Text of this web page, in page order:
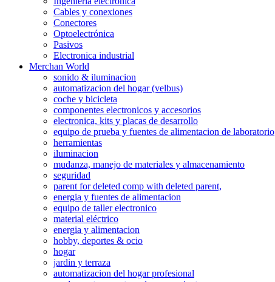
Cables y conexiones
Conectores
Optoelectrónica
Pasivos
Electronica industrial
Merchan World
sonido & iluminacion
automatizacion del hogar (velbus)
coche y bicicleta
componentes electronicos y accesorios
electronica, kits y placas de desarrollo
equipo de prueba y fuentes de alimentacion de laboratorio
herramientas
iluminacion
mudanza, manejo de materiales y almacenamiento
seguridad
parent for deleted comp with deleted parent,
energia y fuentes de alimentacion
equipo de taller electronico
material eléctrico
energia y alimentacion
hobby, deportes & ocio
hogar
jardin y terraza
automatizacion del hogar profesional